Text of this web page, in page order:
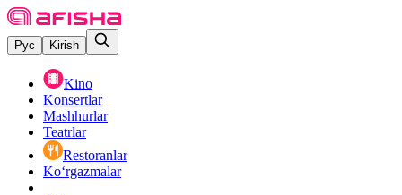
Рус Kirish
Kino
Konsertlar
Mashhurlar
Teatrlar
Restoranlar
Ko‘rgazmalar